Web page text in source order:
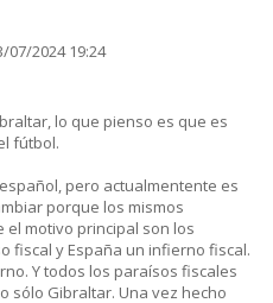
07/2024 19:24
lo que pienso es que es
fútbol.
pero actualmentente es
porque los mismos
motivo principal son los
fiscal y España un infierno fiscal.
Y todos los paraísos fiscales
sólo Gibraltar. Una vez hecho